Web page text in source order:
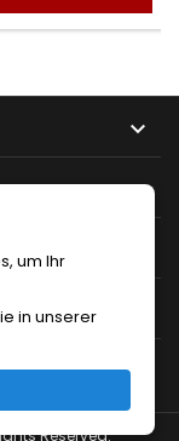


um Ihr
in unserer
Reserved.